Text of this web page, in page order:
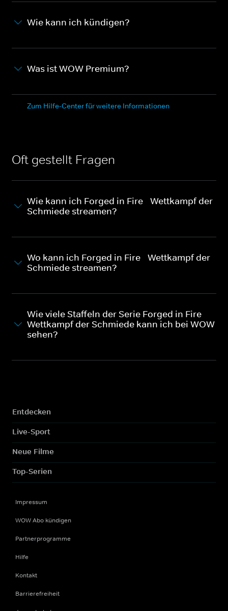
Wie kann ich kündigen?
Was ist WOW Premium?
Zum Hilfe-Center für weitere Informationen
Oft gestellt Fragen
Wie kann ich Forged in Fire - Wettkampf der
Schmiede streamen?
Wo kann ich Forged in Fire - Wettkampf der
Schmiede streamen?
Wie viele Staffeln der Serie Forged in Fire -
Wettkampf der Schmiede kann ich bei WOW
sehen?
Entdecken
Live-Sport
Neue Filme
Top-Serien
Impressum
WOW Abo kündigen
Partnerprogramme
Hilfe
Kontakt
Barrierefreiheit